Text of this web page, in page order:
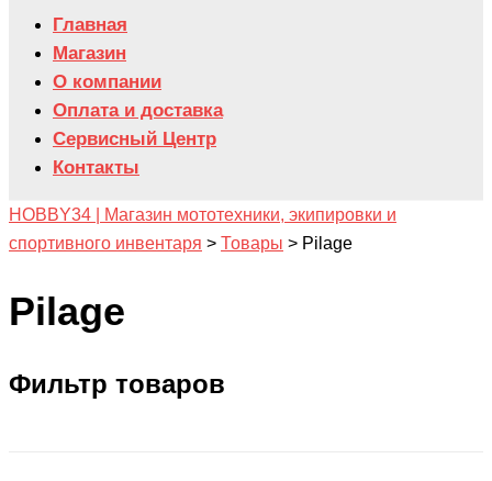
Главная
Магазин
О компании
Оплата и доставка
Сервисный Центр
Контакты
HOBBY34 | Магазин мототехники, экипировки и
спортивного инвентаря > Товары > Pilage
Pilage
Фильтр товаров